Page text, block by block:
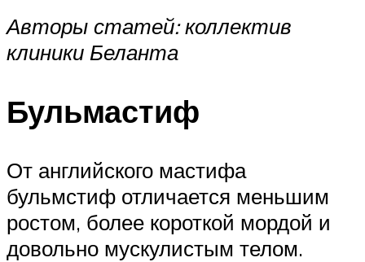
Авторы статей: коллектив
клиники Беланта
Бульмастиф
От английского мастифа
бульмстиф отличается меньшим
ростом, более короткой мордой и
довольно мускулистым телом.